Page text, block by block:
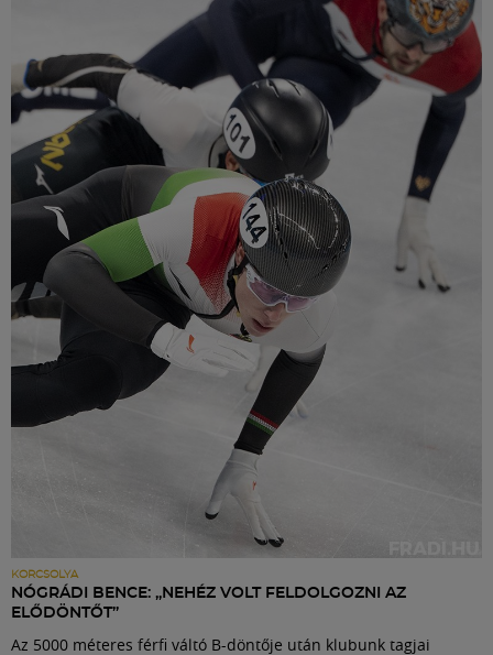
KORCSOLYA
NÓGRÁDI BENCE: „NEHÉZ VOLT FELDOLGOZNI AZ
ELŐDÖNTŐT”
Az 5000 méteres férfi váltó B-döntője után klubunk tagjai